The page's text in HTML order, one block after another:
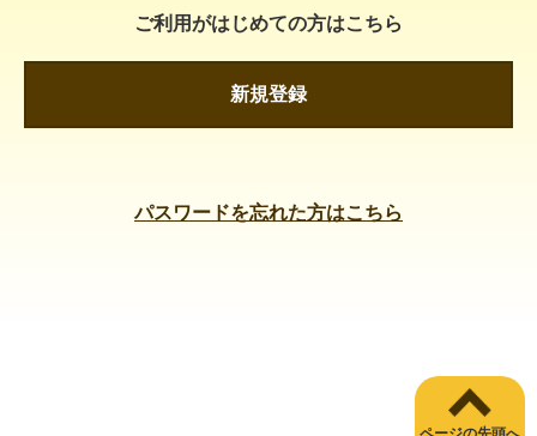
ご利用がはじめての方はこちら
新規登録
パスワードを忘れた方はこちら